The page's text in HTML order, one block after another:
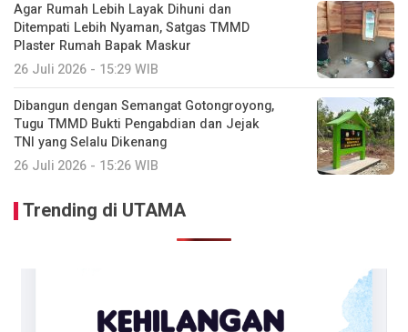
Agar Rumah Lebih Layak Dihuni dan
Ditempati Lebih Nyaman, Satgas TMMD
Plaster Rumah Bapak Maskur
26 Juli 2026 - 15:29 WIB
Dibangun dengan Semangat Gotongroyong,
Tugu TMMD Bukti Pengabdian dan Jejak
TNI yang Selalu Dikenang
26 Juli 2026 - 15:26 WIB
Trending di UTAMA